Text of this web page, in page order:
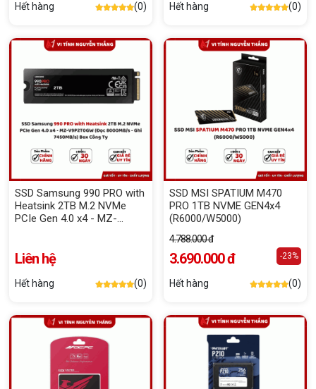
Hết hàng (0) Hết hàng (0)
SSD Samsung 990 PRO with
Heatsink 2TB M.2 NVMe
PCIe Gen 4.0 x4 - MZ-
Ty
Liên hệ
Hết hàng (0)
SSD MSI SPATIUM M470
PRO 1TB NVME GEN4x4
(R6000/W5000)
4.788.000 đ
3.690.000 đ -23%
Hết hàng (0)